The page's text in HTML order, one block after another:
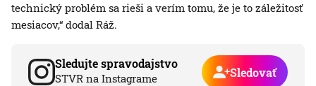
technický problém sa rieši a verím tomu, že je to záležitosť
mesiacov,“ dodal Ráž.
Sledujte spravodajstvo
STVR na Instagrame Sledovať